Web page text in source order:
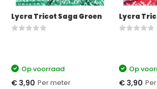
Lycra Tricot Saga Groen
Op voorraad
€ 3,90 Per meter
Lycra
Op
€ 3,90